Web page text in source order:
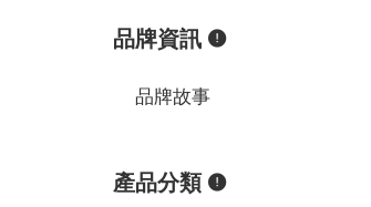
品牌資訊
品牌故事
產品分類